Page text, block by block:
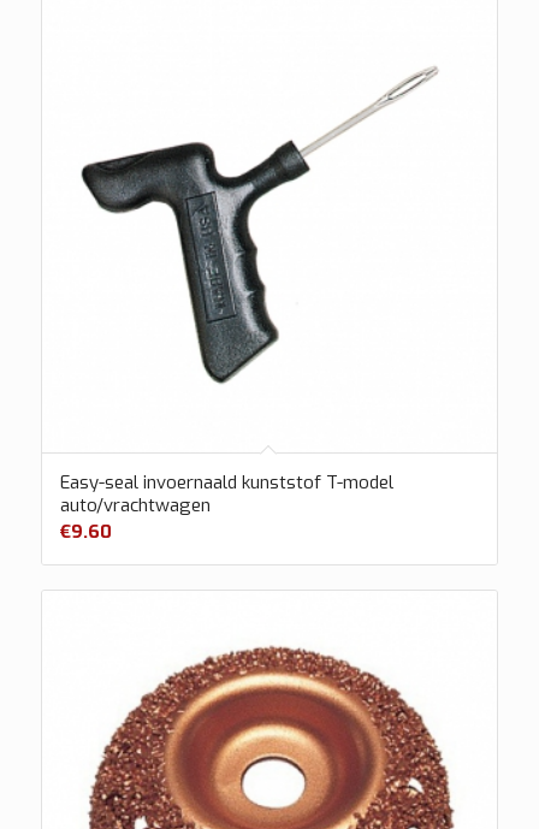
Easy-seal invoernaald kunststof T-model
auto/vrachtwagen
€9.60